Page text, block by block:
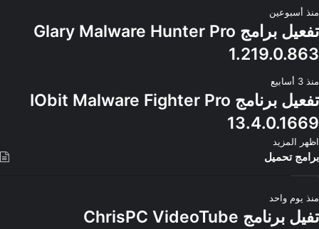
منذ أسبوعين
تفعيل برامج Glary Malware Hunter Pro
1.219.0.863
منذ 3 أسابيع
تفعيل برنامج IObit Malware Fighter Pro
13.4.0.1669
اظهر المزيد
برامج تحميل
منذ يوم واحد
تفيل برنامج ChrisPC VideoTube